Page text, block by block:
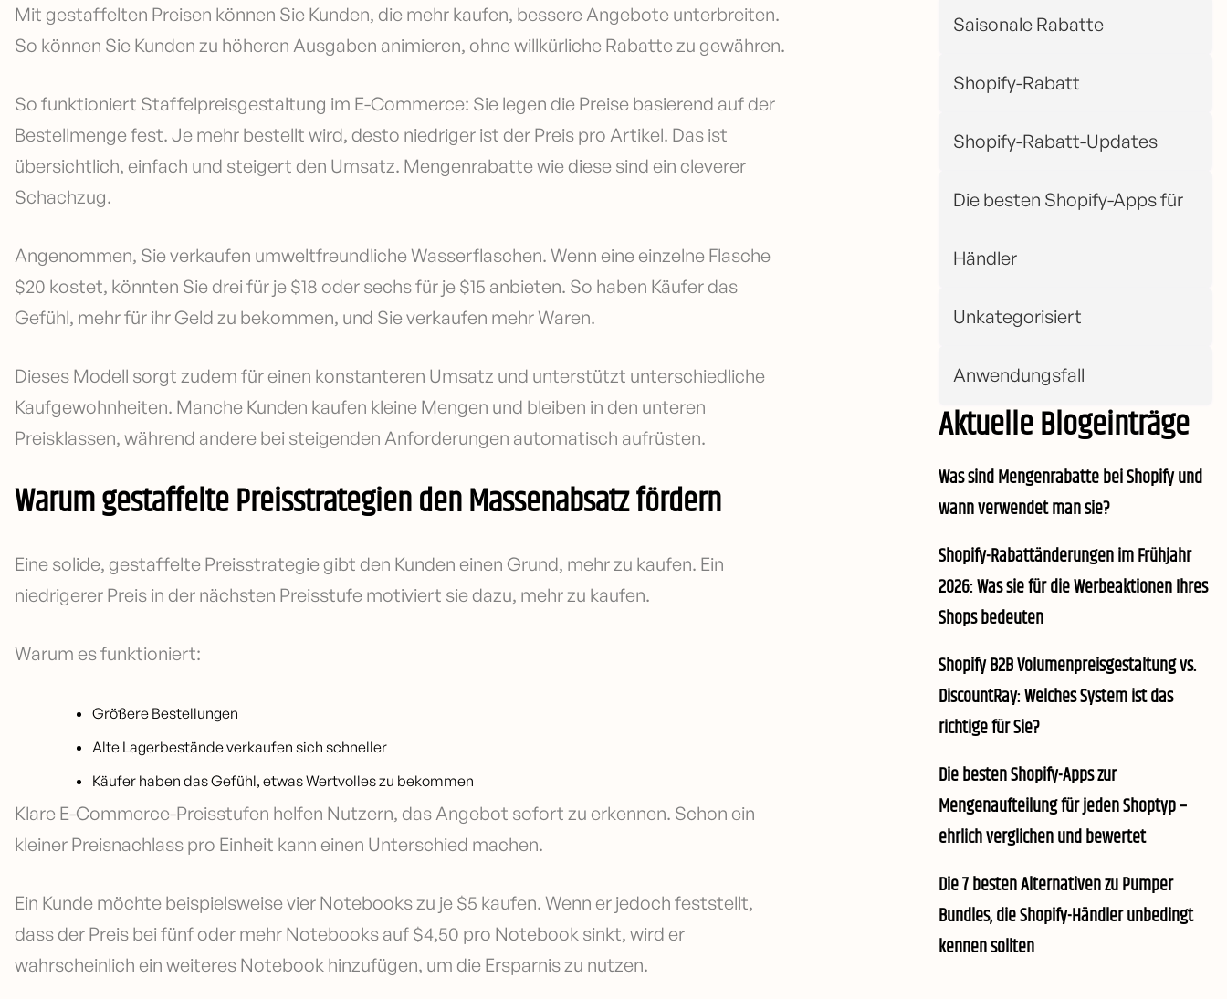
Saisonale Rabatte
Shopify-Rabatt
Shopify-Rabatt-Updates
Die besten Shopify-Apps für
Händler
Unkategorisiert
Anwendungsfall
Aktuelle Blogeinträge
Was sind Mengenrabatte bei Shopify und
wann verwendet man sie?
Shopify-Rabattänderungen im Frühjahr
2026: Was sie für die Werbeaktionen Ihres
Shops bedeuten
Shopify B2B Volumenpreisgestaltung vs.
DiscountRay: Welches System ist das
richtige für Sie?
Die besten Shopify-Apps zur
Mengenaufteilung für jeden Shoptyp –
ehrlich verglichen und bewertet
Die 7 besten Alternativen zu Pumper
Bundles, die Shopify-Händler unbedingt
kennen sollten
Mit gestaffelten Preisen können Sie Kunden, die mehr kaufen, bessere Angebote unterbreiten.
So können Sie Kunden zu höheren Ausgaben animieren, ohne willkürliche Rabatte zu gewähren.
So funktioniert Staffelpreisgestaltung im E-Commerce: Sie legen die Preise basierend auf der
Bestellmenge fest. Je mehr bestellt wird, desto niedriger ist der Preis pro Artikel. Das ist
übersichtlich, einfach und steigert den Umsatz. Mengenrabatte wie diese sind ein cleverer
Schachzug.
Angenommen, Sie verkaufen umweltfreundliche Wasserflaschen. Wenn eine einzelne Flasche
$20 kostet, könnten Sie drei für je $18 oder sechs für je $15 anbieten. So haben Käufer das
Gefühl, mehr für ihr Geld zu bekommen, und Sie verkaufen mehr Waren.
Dieses Modell sorgt zudem für einen konstanteren Umsatz und unterstützt unterschiedliche
Kaufgewohnheiten. Manche Kunden kaufen kleine Mengen und bleiben in den unteren
Preisklassen, während andere bei steigenden Anforderungen automatisch aufrüsten.
Warum gestaffelte Preisstrategien den Massenabsatz fördern
Eine solide, gestaffelte Preisstrategie gibt den Kunden einen Grund, mehr zu kaufen. Ein
niedrigerer Preis in der nächsten Preisstufe motiviert sie dazu, mehr zu kaufen.
Warum es funktioniert:
Größere Bestellungen
Alte Lagerbestände verkaufen sich schneller
Käufer haben das Gefühl, etwas Wertvolles zu bekommen
Klare E-Commerce-Preisstufen helfen Nutzern, das Angebot sofort zu erkennen. Schon ein
kleiner Preisnachlass pro Einheit kann einen Unterschied machen.
Ein Kunde möchte beispielsweise vier Notebooks zu je $5 kaufen. Wenn er jedoch feststellt,
dass der Preis bei fünf oder mehr Notebooks auf $4,50 pro Notebook sinkt, wird er
wahrscheinlich ein weiteres Notebook hinzufügen, um die Ersparnis zu nutzen.